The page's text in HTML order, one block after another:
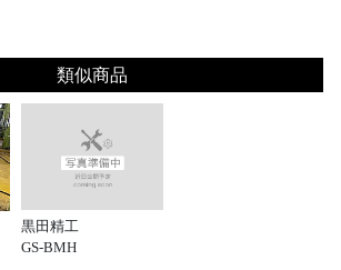
類似商品
黒田精工
GS-BMH